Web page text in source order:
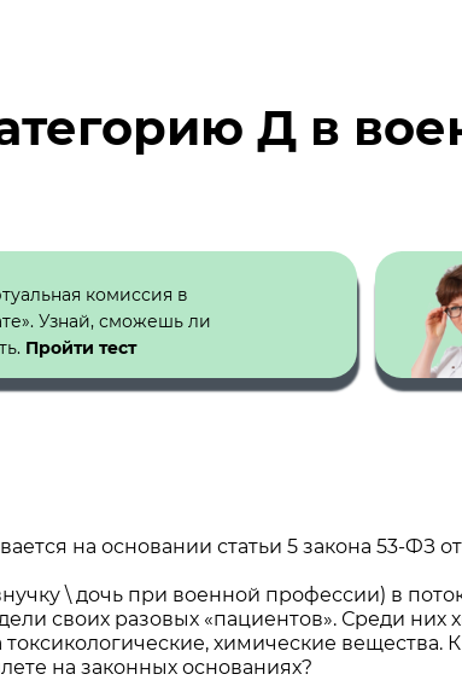
Д в
комиссия в
Узнай, сможешь ли
Пройти тест
на основании статьи 5 закона 53-ФЗ
\ дочь при военной профессии) в
своих разовых «пациентов». Среди
химические
на законных основаниях?